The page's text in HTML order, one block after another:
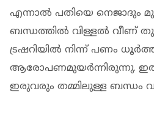
എന്നാല്‍ പതിയെ നെജാദും
ബന്ധത്തില്‍ വിള്ളല്‍ വീണ്
ട്രഷറിയില്‍ നിന്ന് പണം
ആരോപണമുയര്‍ന്നിരുന്നു.
ഇരുവരും തമ്മിലുള്ള ബന്ധം